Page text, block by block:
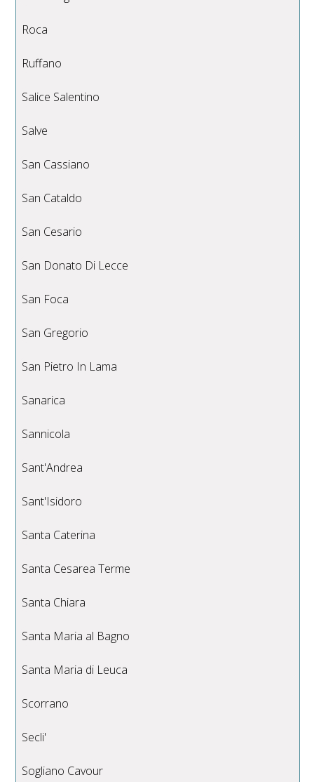
Roca
Ruffano
Salice Salentino
Salve
San Cassiano
San Cataldo
San Cesario
San Donato Di Lecce
San Foca
San Gregorio
San Pietro In Lama
Sanarica
Sannicola
Sant'Andrea
Sant'Isidoro
Santa Caterina
Santa Cesarea Terme
Santa Chiara
Santa Maria al Bagno
Santa Maria di Leuca
Scorrano
Secli'
Sogliano Cavour